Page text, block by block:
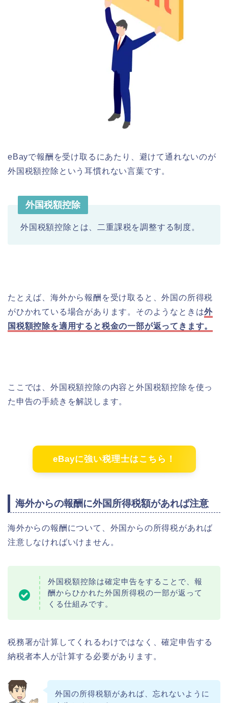
eBayで報酬を受け取るにあたり、避けて通れないのが
外国税額控除という耳慣れない言葉です。
外国税額控除
外国税額控除とは、二重課税を調整する制度。
たとえば、海外から報酬を受け取ると、外国の所得税
がひかれている場合があります。そのようなときは外
国税額控除を適用すると税金の一部が返ってきます。
ここでは、外国税額控除の内容と外国税額控除を使っ
た申告の手続きを解説します。
eBayに強い税理士はこちら！
海外からの報酬に外国所得税額があれば注意
海外からの報酬について、外国からの所得税があれば
注意しなければいけません。
外国税額控除は確定申告をすることで、報
酬からひかれた外国所得税の一部が返って
くる仕組みです。
税務署が計算してくれるわけではなく、確定申告する
納税者本人が計算する必要があります。
外国の所得税額があれば、忘れないように